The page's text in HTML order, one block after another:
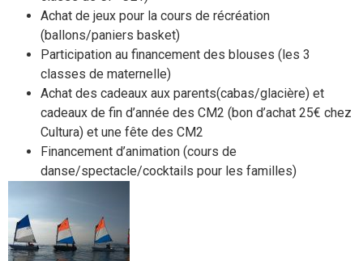
Achat de jeux pour la cours de récréation
(ballons/paniers basket)
Participation au financement des blouses (les 3
classes de maternelle)
Achat des cadeaux aux parents(cabas/glacière) et
cadeaux de fin d’année des CM2 (bon d’achat 25€ chez
Cultura) et une fête des CM2
Financement d’animation (cours de
danse/spectacle/cocktails pour les familles)